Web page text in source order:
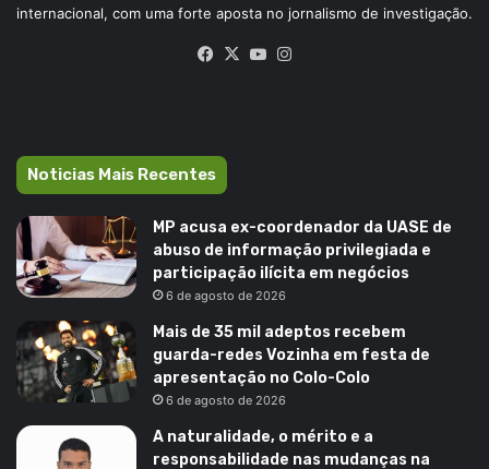
internacional, com uma forte aposta no jornalismo de investigação.
Facebook
X YouTube
Noticias Mais Recentes
MP acusa ex-coordenador da UASE de
abuso de informação privilegiada e
participação ilícita em negócios
6 de agosto de 2026
Mais de 35 mil adeptos recebem
guarda-redes Vozinha em festa de
apresentação no Colo-Colo
6 de agosto de 2026
A naturalidade, o mérito e a
responsabilidade nas mudanças na